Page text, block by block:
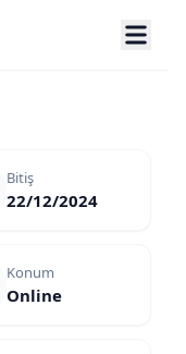
Bitiş
22/12/2024
Konum
Online